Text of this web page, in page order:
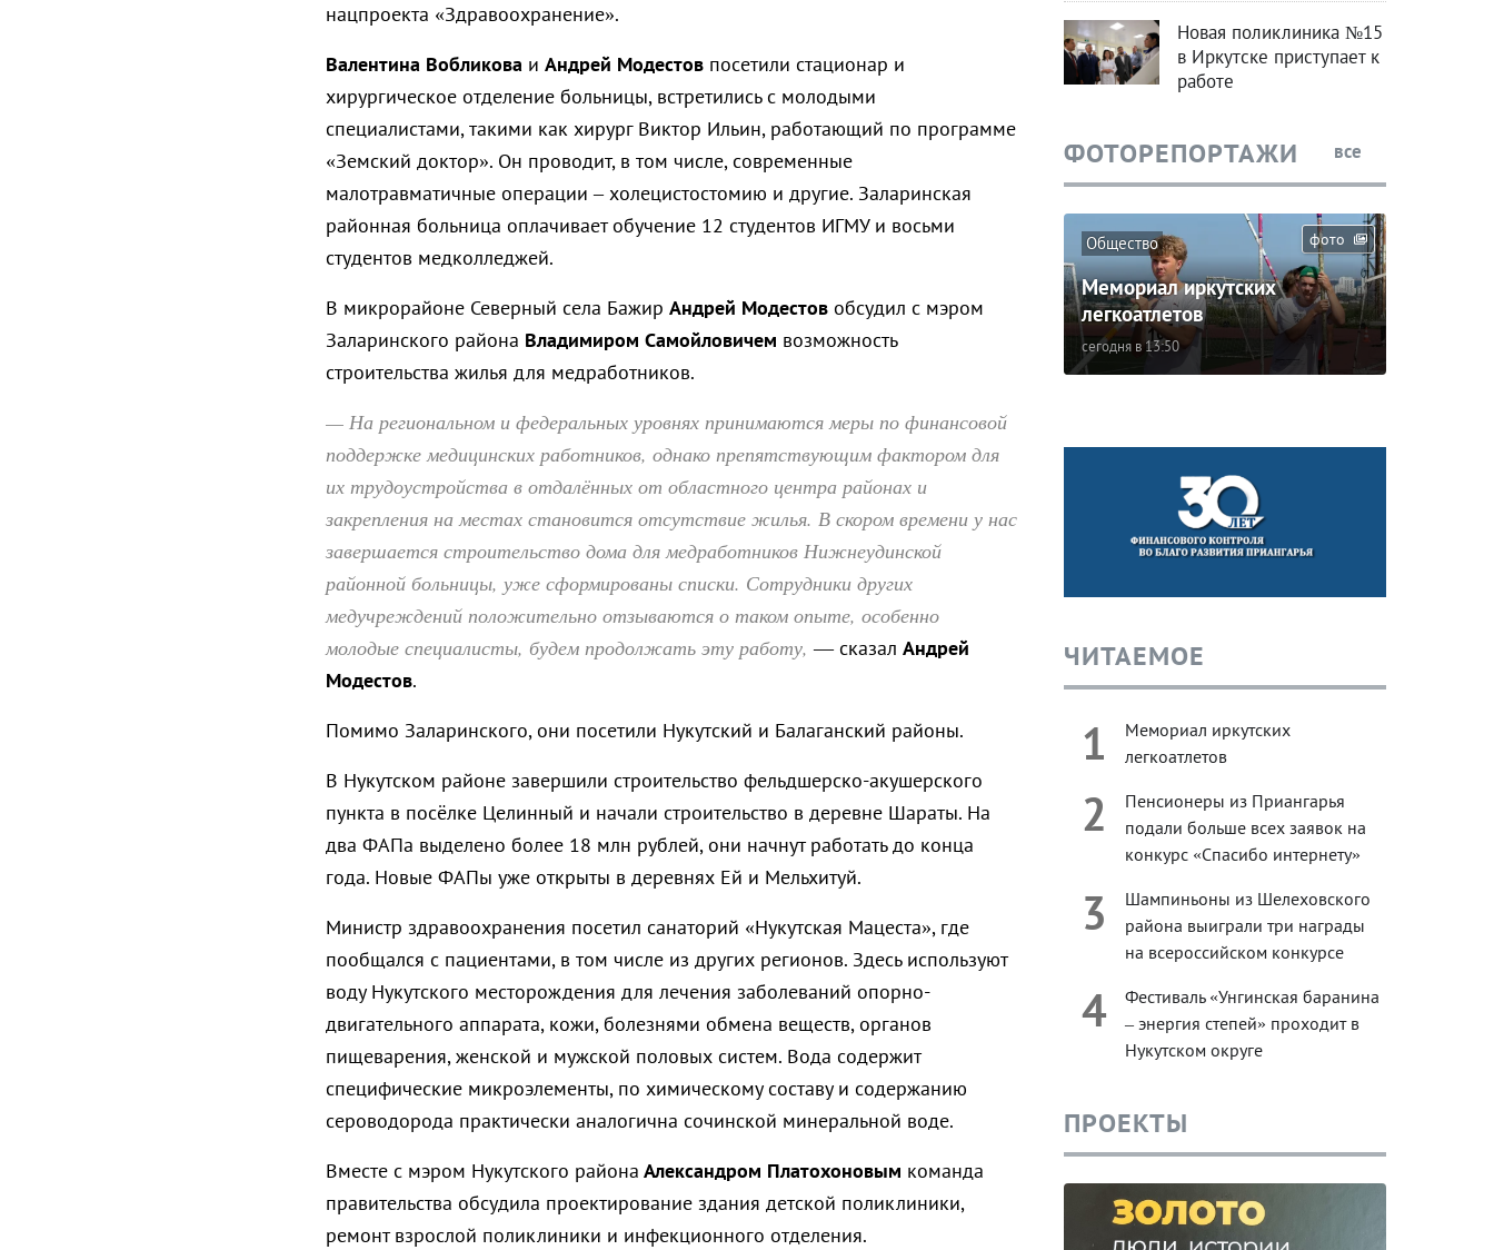
нацпроекта «Здравоохранение».
Валентина Вобликова и Андрей Модестовпосетили стационар и
хирургическое отделение больницы, встретились с молодыми
специалистами, такими как хирург Виктор Ильин, работающий по программе
«Земский доктор». Он проводит, в том числе, современные
малотравматичные операции ‒ холецистостомию и другие. Заларинская
районная больница оплачивает обучение 12 студентов ИГМУ и восьми
студентов медколледжей.
В микрорайоне Северный села Бажир Андрей Модестовобсудил с мэром
Заларинского района Владимиром Самойловичем возможность
строительства жилья для медработников.
— На региональном и федеральных уровнях принимаются меры по финансовой
поддержке медицинских работников, однако препятствующим фактором для
их трудоустройства в отдалённых от областного центра районах и
закрепления на местах становится отсутствие жилья. В скором времени у нас
завершается строительство дома для медработников Нижнеудинской
районной больницы, уже сформированы списки. Сотрудники других
медучреждений положительно отзываются о таком опыте, особенно
молодые специалисты, будем продолжать эту работу, — сказал Андрей
Модестов.
Помимо Заларинского, они посетили Нукутский и Балаганский районы.
В Нукутском районе завершили строительство фельдшерско-акушерского
пункта в посёлке Целинный и начали строительство в деревне Шараты. На
два ФАПа выделено более 18 млн рублей, они начнут работать до конца
года. Новые ФАПы уже открыты в деревнях Ей и Мельхитуй.
Министр здравоохранения посетил санаторий «Нукутская Мацеста», где
пообщался с пациентами, в том числе из других регионов. Здесь используют
воду Нукутского месторождения для лечения заболеваний опорно-
двигательного аппарата, кожи, болезнями обмена веществ, органов
пищеварения, женской и мужской половых систем. Вода содержит
специфические микроэлементы, по химическому составу и содержанию
сероводорода практически аналогична сочинской минеральной воде.
Вместе с мэром Нукутского района Александром Платохоновым команда
правительства обсудила проектирование здания детской поликлиники,
ремонт взрослой поликлиники и инфекционного отделения.
Новая поликлиника №15
в Иркутске приступает к
работе
ФОТОРЕПОРТАЖИ все
фото
Общество
Мемориал иркутских
легкоатлетов
сегодня в 13:50
ЧИТАЕМОЕ
1
Мемориал иркутских
легкоатлетов
2
Пенсионеры из Приангарья
подали больше всех заявок на
конкурс «Спасибо интернету»
3
Шампиньоны из Шелеховского
района выиграли три награды
на всероссийском конкурсе
4
Фестиваль «Унгинская баранина
– энергия степей» проходит в
Нукутском округе
ПРОЕКТЫ